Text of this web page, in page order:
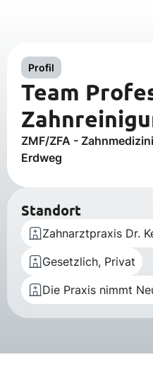
Profil
Team
ZMF/ZFA -
Erdweg
Standort
Zahnarztpraxis Dr.
Gesetzlich, Privat
Die Praxis nimmt